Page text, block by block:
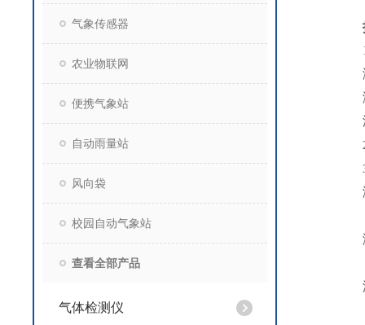
气象传感器
农业物联网
便携气象站
自动雨量站
风向袋
校园自动气象站
查看全部产品
气体检测仪